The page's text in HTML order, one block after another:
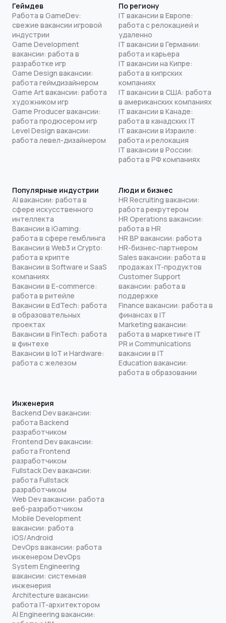
Геймдев
Работа в GameDev:
свежие вакансии игровой
индустрии
Game Development
вакансии: работа в
разработке игр
Game Design вакансии:
работа геймдизайнером
Game Art вакансии: работа
художником игр
Game Producer вакансии:
работа продюсером игр
Level Design вакансии:
работа левел-дизайнером
По региону
IT вакансии в Европе:
работа с релокацией и
удаленно
IT вакансии в Германии:
работа и карьера
IT вакансии на Кипре:
работа в кипрских
компаниях
IT вакансии в США: работа
в американских компаниях
IT вакансии в Канаде:
работа в канадских IT
IT вакансии в Израиле:
работа и релокация
IT вакансии в России:
работа в РФ компаниях
Популярные индустрии
AI вакансии: работа в
сфере искусственного
интеллекта
Вакансии в iGaming:
работа в сфере гемблинга
Вакансии в Web3 и Crypto:
работа в крипте
Вакансии в Software и SaaS
компаниях
Вакансии в E-commerce:
работа в ритейле
Вакансии в EdTech: работа
в образовательных
проектах
Вакансии в FinTech: работа
в финтехе
Вакансии в IoT и Hardware:
работа с железом
Люди и бизнес
HR Recruiting вакансии:
работа рекрутером
HR Operations вакансии:
работа в HR
HR BP вакансии: работа
HR-бизнес-партнером
Sales вакансии: работа в
продажах IT-продуктов
Customer Support
вакансии: работа в
поддержке
Finance вакансии: работа в
финансах в IT
Marketing вакансии:
работа в маркетинге IT
PR и Communications
вакансии в IT
Education вакансии:
работа в образовании
Инженерия
Backend Dev вакансии:
работа Backend
разработчиком
Frontend Dev вакансии:
работа Frontend
разработчиком
Fullstack Dev вакансии:
работа Fullstack
разработчиком
Web Dev вакансии: работа
веб-разработчиком
Mobile Development
вакансии: работа
iOS/Android
DevOps вакансии: работа
инженером DevOps
System Engineering
вакансии: системная
инженерия
Architecture вакансии:
работа IT-архитектором
AI Engineering вакансии: